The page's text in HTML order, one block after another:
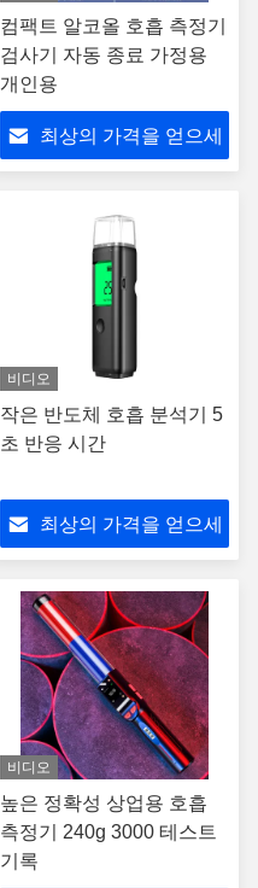
컴팩트 알코올 호흡 측정기
검사기 자동 종료 가정용
개인용
최상의 가격을 얻으세
비디오
작은 반도체 호흡 분석기 5
초 반응 시간
최상의 가격을 얻으세
비디오
높은 정확성 상업용 호흡
측정기 240g 3000 테스트
기록